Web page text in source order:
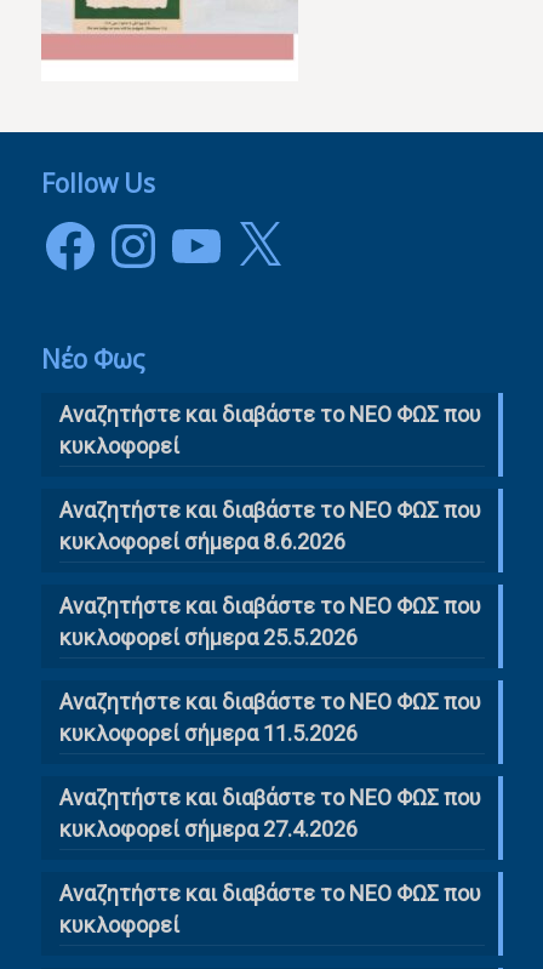
Follow Us
FacebookInstagramYouTube
X
Νέο Φως
Αναζητήστε και διαβάστε το NΕΟ ΦΩΣ που
κυκλοφορεί
Αναζητήστε και διαβάστε το ΝΕΟ ΦΩΣ που
κυκλοφορεί σήμερα 8.6.2026
Αναζητήστε και διαβάστε το ΝΕΟ ΦΩΣ που
κυκλοφορεί σήμερα 25.5.2026
Αναζητήστε και διαβάστε το ΝΕΟ ΦΩΣ που
κυκλοφορεί σήμερα 11.5.2026
Αναζητήστε και διαβάστε το ΝΕΟ ΦΩΣ που
κυκλοφορεί σήμερα 27.4.2026
Αναζητήστε και διαβάστε το ΝΕΟ ΦΩΣ που
κυκλοφορεί